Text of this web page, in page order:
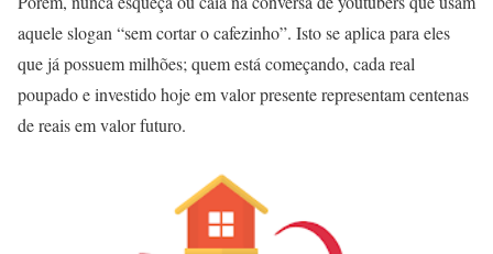
aquele slogan “sem cortar o cafezinho”. Isto se aplica para eles
que já possuem milhões; quem está começando, cada real
poupado e investido hoje em valor presente representam centenas
de reais em valor futuro.